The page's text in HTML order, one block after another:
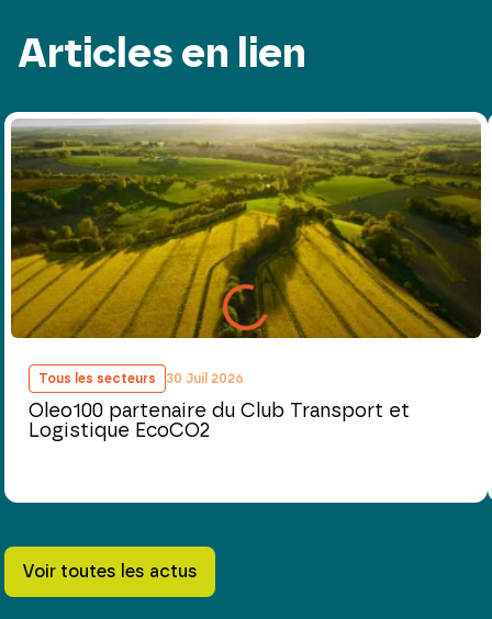
Articles en lien
Tous les secteurs 30 Juil 2026
Oleo100 partenaire du Club Transport et
Logistique EcoCO2
Voir toutes les actus